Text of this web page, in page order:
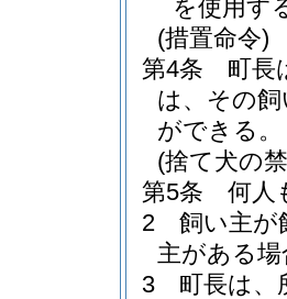
を使用す
(措置命令)
第4条
町長
は、その
ができる。
(捨て犬の
第5条
何人
2
飼い主が
主がある
3
町長は、